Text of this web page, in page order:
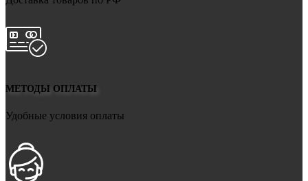
МЕТОДЫ ОПЛАТЫ
Удобные условия оплаты